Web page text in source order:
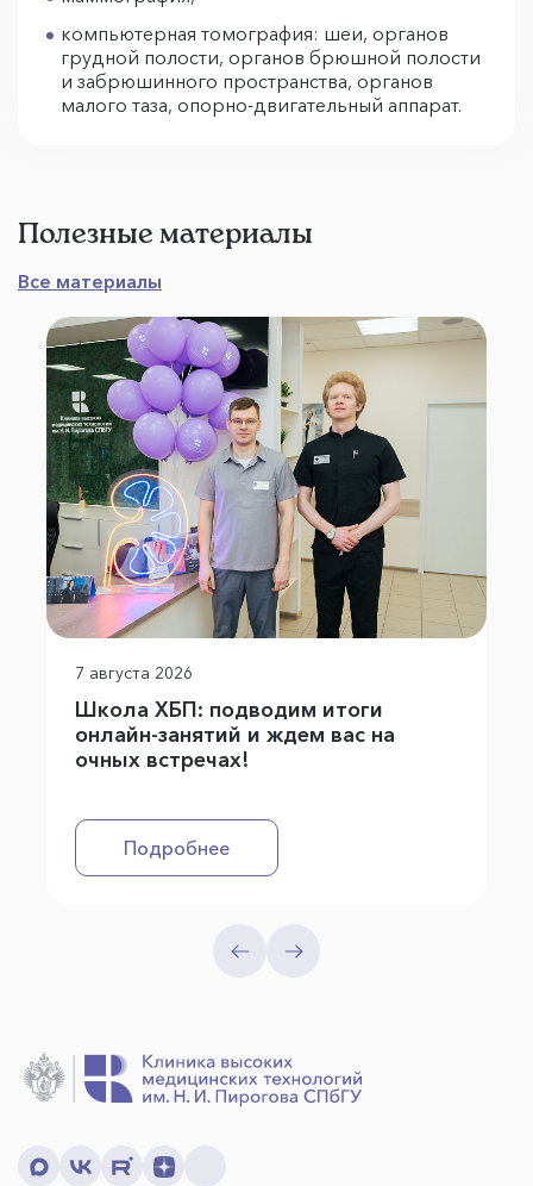
компьютерная томография: шеи, органов
грудной полости, органов брюшной полости
и забрюшинного пространства, органов
малого таза, опорно-двигательный аппарат.
Полезные материалы
Все материалы
7 августа 2026
Школа ХБП: подводим итоги
онлайн-занятий и ждем вас на
очных встречах!
Подробнее